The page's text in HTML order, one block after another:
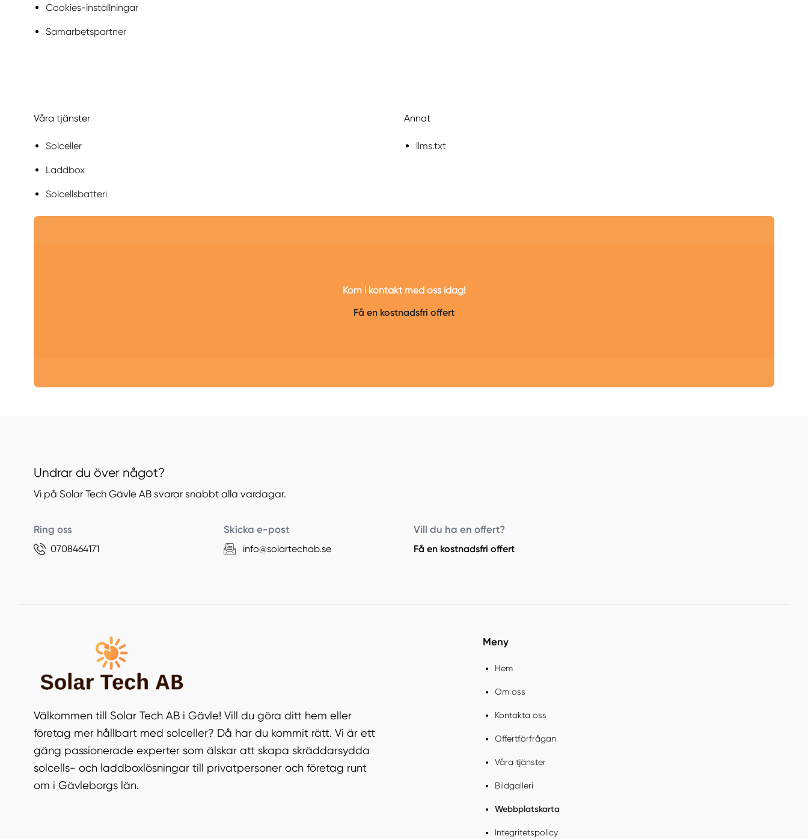
Cookies-inställningar
Samarbetspartner
Våra tjänster
Solceller
Laddbox
Solcellsbatteri
Annat
llms.txt
Kom i kontakt med oss idag!
Få en kostnadsfri offert
Undrar du över något?
Vi på Solar Tech Gävle AB svarar snabbt alla vardagar.
Ring oss
0708464171
Skicka e-post
info@solartechab.se
Vill du ha en offert?
Få en kostnadsfri offert
Välkommen till Solar Tech AB i Gävle! Vill du göra ditt hem eller
företag mer hållbart med solceller? Då har du kommit rätt. Vi är ett
gäng passionerade experter som älskar att skapa skräddarsydda
solcells- och laddboxlösningar till privatpersoner och företag runt
om i Gävleborgs län.
Meny
Hem
Om oss
Kontakta oss
Offertförfrågan
Våra tjänster
Bildgalleri
Webbplatskarta
Integritetspolicy